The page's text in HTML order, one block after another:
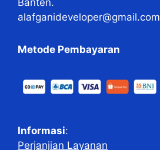
Banten.
alafganideveloper@gmail.com
Metode Pembayaran
Informasi:
Perjanjian Layanan